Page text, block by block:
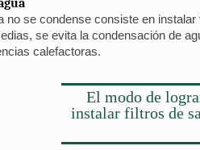
no se condense consiste en
se evita la condensación de
calefactoras.
El modo de
instalar filtros de